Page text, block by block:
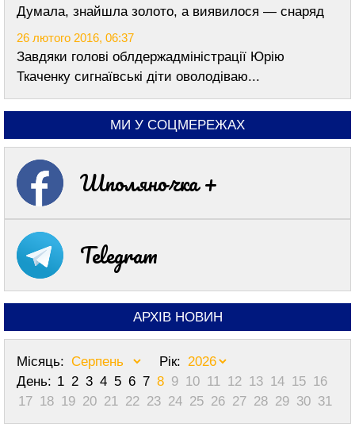
Думала, знайшла золото, а виявилося — снаряд
26 лютого 2016, 06:37
Завдяки голові облдержадміністрації Юрію
Ткаченку сигнаївські діти оволодіваю...
МИ У СОЦМЕРЕЖАХ
Шполяночка +
Telegram
АРХІВ НОВИН
Місяць:
Рік:
День: 1 2 3 4 5 6 7 8 9 10 11 12 13 14 15 16
17 18 19 20 21 22 23 24 25 26 27 28 29 30 31